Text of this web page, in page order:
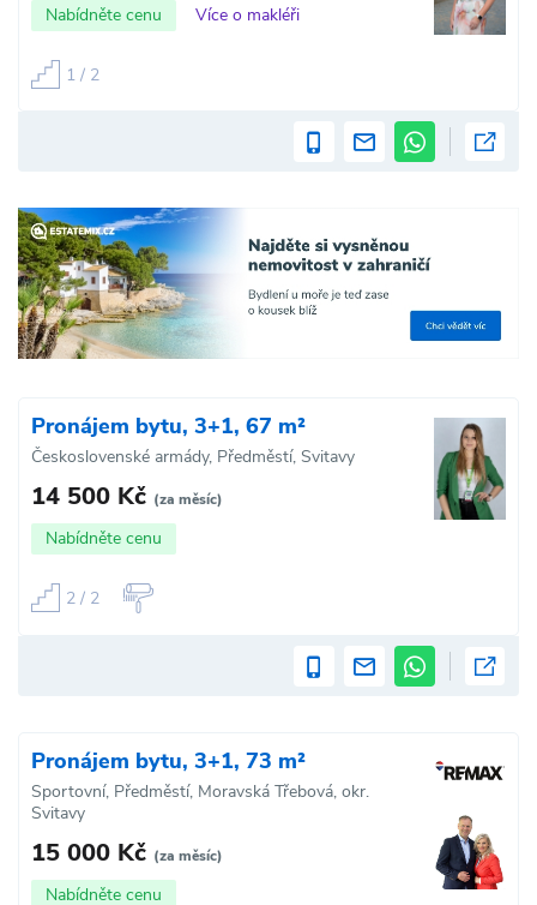
Nabídněte cenu Více o makléři
1 / 2
Pronájem bytu, 3+1, 67 m²
Československé armády, Předměstí, Svitavy
14 500 Kč (za měsíc)
Nabídněte cenu
2 / 2
Pronájem bytu, 3+1, 73 m²
Sportovní, Předměstí, Moravská Třebová, okr.
Svitavy
15 000 Kč (za měsíc)
Nabídněte cenu